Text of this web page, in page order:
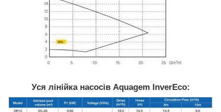
Уся лінійка насосів Aquagem InverEco: